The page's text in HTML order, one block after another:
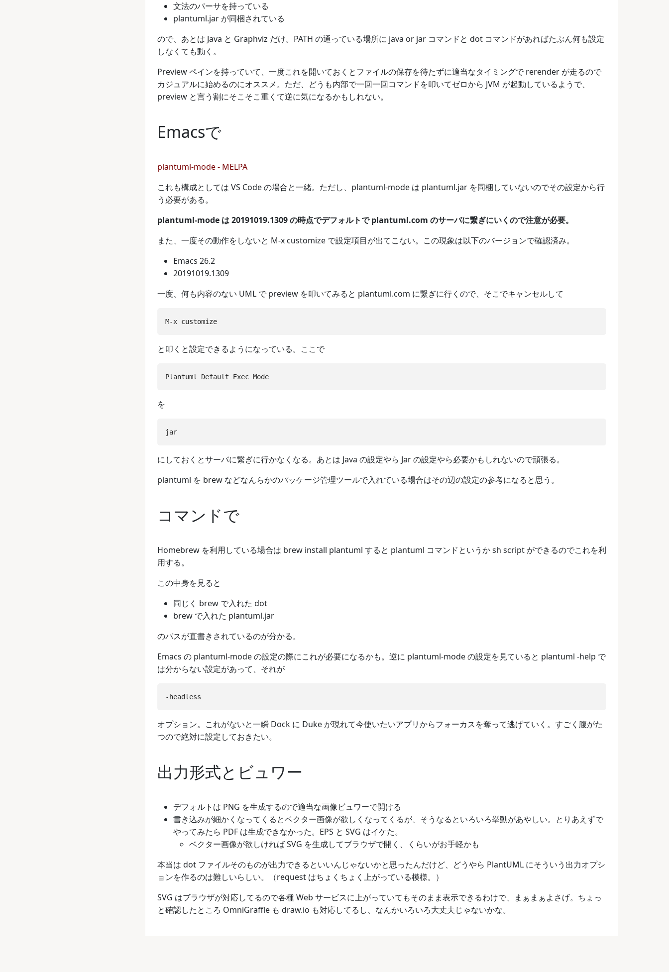
文法のパーサを持っている
plantuml.jar が同梱されている
ので、あとは Java と Graphviz だけ。PATH の通っている場所に java or jar コマンドと dot コマンドがあればたぶん何も設定
しなくても動く。
Preview ペインを持っていて、一度これを開いておくとファイルの保存を待たずに適当なタイミングで rerender が走るので
カジュアルに始めるのにオススメ。ただ、どうも内部で一回一回コマンドを叩いてゼロから JVM が起動しているようで、
preview と言う割にそこそこ重くて逆に気になるかもしれない。
Emacsで
plantuml-mode - MELPA
これも構成としては VS Code の場合と一緒。ただし、plantuml-mode は plantuml.jar を同梱していないのでその設定から行
う必要がある。
plantuml-mode は 20191019.1309 の時点でデフォルトで plantuml.com のサーバに繋ぎにいくので注意が必要。
また、一度その動作をしないと M-x customize で設定項目が出てこない。この現象は以下のバージョンで確認済み。
Emacs 26.2
20191019.1309
一度、何も内容のない UML で preview を叩いてみると plantuml.com に繋ぎに行くので、そこでキャンセルして
と叩くと設定できるようになっている。ここで
を
にしておくとサーバに繋ぎに行かなくなる。あとは Java の設定やら Jar の設定やら必要かもしれないので頑張る。
plantuml を brew などなんらかのパッケージ管理ツールで入れている場合はその辺の設定の参考になると思う。
コマンドで
Homebrew を利用している場合は brew install plantuml すると plantuml コマンドというか sh script ができるのでこれを利
用する。
この中身を見ると
同じく brew で入れた dot
brew で入れた plantuml.jar
のパスが直書きされているのが分かる。
Emacs の plantuml-mode の設定の際にこれが必要になるかも。逆に plantuml-mode の設定を見ていると plantuml -help で
は分からない設定があって、それが
オプション。これがないと一瞬 Dock に Duke が現れて今使いたいアプリからフォーカスを奪って逃げていく。すごく腹がた
つので絶対に設定しておきたい。
出力形式とビュワー
デフォルトは PNG を生成するので適当な画像ビュワーで開ける
書き込みが細かくなってくるとベクター画像が欲しくなってくるが、そうなるといろいろ挙動があやしい。とりあえずで
やってみたら PDF は生成できなかった。EPS と SVG はイケた。
ベクター画像が欲しければ SVG を生成してブラウザで開く、くらいがお手軽かも
本当は dot ファイルそのものが出力できるといいんじゃないかと思ったんだけど、どうやら PlantUML にそういう出力オプシ
ョンを作るのは難しいらしい。（request はちょくちょく上がっている模様。）
SVG はブラウザが対応してるので各種 Web サービスに上がっていてもそのまま表示できるわけで、まぁまぁよさげ。ちょっ
と確認したところ OmniGraffle も draw.io も対応してるし、なんかいろいろ大丈夫じゃないかな。